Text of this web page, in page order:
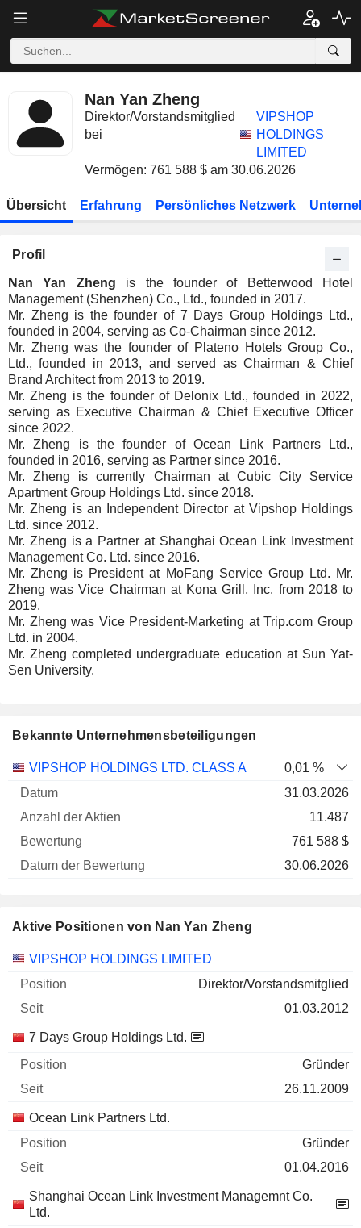
Nan Yan Zheng
Direktor/Vorstandsmitglied
bei
VIPSHOP
HOLDINGS
LIMITED
Vermögen: 761 588 $ am 30.06.2026
Übersicht Erfahrung Persönliches Netzwerk
Profil
Nan Yan Zheng is the founder of Betterwood Hotel
Management (Shenzhen) Co., Ltd., founded in 2017.
Mr. Zheng is the founder of 7 Days Group Holdings Ltd.,
founded in 2004, serving as Co-Chairman since 2012.
Mr. Zheng was the founder of Plateno Hotels Group Co.,
Ltd., founded in 2013, and served as Chairman & Chief
Brand Architect from 2013 to 2019.
Mr. Zheng is the founder of Delonix Ltd., founded in 2022,
serving as Executive Chairman & Chief Executive Officer
since 2022.
Mr. Zheng is the founder of Ocean Link Partners Ltd.,
founded in 2016, serving as Partner since 2016.
Mr. Zheng is currently Chairman at Cubic City Service
Apartment Group Holdings Ltd. since 2018.
Mr. Zheng is an Independent Director at Vipshop Holdings
Ltd. since 2012.
Mr. Zheng is a Partner at Shanghai Ocean Link Investment
Management Co. Ltd. since 2016.
Mr. Zheng is President at MoFang Service Group Ltd. Mr.
Zheng was Vice Chairman at Kona Grill, Inc. from 2018 to
2019.
Mr. Zheng was Vice President-Marketing at Trip.com Group
Ltd. in 2004.
Mr. Zheng completed undergraduate education at Sun Yat-
Sen University.
Bekannte Unternehmensbeteiligungen
Unternehmen
Anzahl
Bewertung
VIPSHOP HOLDINGS LTD. CLASS A
0,01 %
31.03.2026
11.487
761 588 $
30.06.2026
Aktive Positionen von Nan Yan Zheng
Unternehmen Position Beginn
VIPSHOP HOLDINGS LIMITED
Direktor/Vorstandsmitglied
01.03.2012
7 Days Group Holdings Ltd.
Gründer
26.11.2009
Ocean Link Partners Ltd.
Gründer
01.04.2016
Shanghai Ocean Link Investment Managemnt Co.
Ltd.